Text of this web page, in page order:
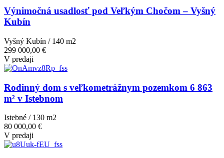
Výnimočná usadlosť pod Veľkým Chočom – Vyšný
Kubín
Vyšný Kubín / 140 m2
299 000,00 €
V predaji
Rodinný dom s veľkometrážnym pozemkom 6 863
m² v Istebnom
Istebné / 130 m2
80 000,00 €
V predaji